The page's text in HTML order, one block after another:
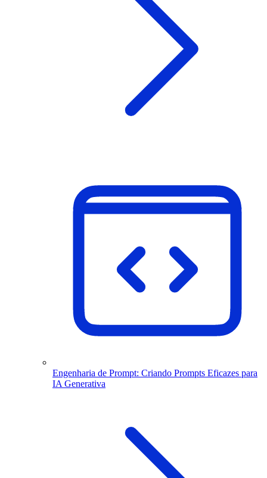
Engenharia de Prompt: Criando Prompts Eficazes para
IA Generativa